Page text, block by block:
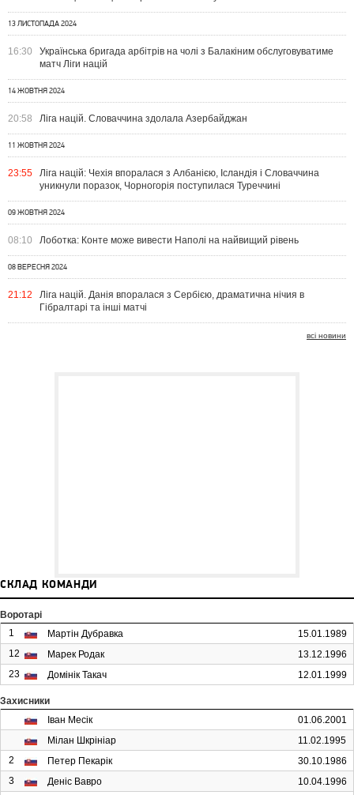
13 ЛИСТОПАДА 2024
16:30
Українська бригада арбітрів на чолі з Балакіним обслуговуватиме
матч Ліги націй
14 ЖОВТНЯ 2024
20:58 Ліга націй. Словаччина здолала Азербайджан
11 ЖОВТНЯ 2024
23:55
Ліга націй: Чехія впоралася з Албанією, Ісландія і Словаччина
уникнули поразок, Чорногорія поступилася Туреччині
09 ЖОВТНЯ 2024
08:10 Лоботка: Конте може вивести Наполі на найвищий рівень
08 ВЕРЕСНЯ 2024
21:12
Ліга націй. Данія впоралася з Сербією, драматична нічия в
Гібралтарі та інші матчі
всі новини
СКЛАД КОМАНДИ
Воротарі
1
Мартін Дубравка
15.01.1989
12
Марек Родак
13.12.1996
23
Домінік Такач 12.01.1999
Захисники
Іван Месік
01.06.2001
Мілан Шкрініар
11.02.1995
2
Петер Пекарік
30.10.1986
3
Деніс Вавро
10.04.1996